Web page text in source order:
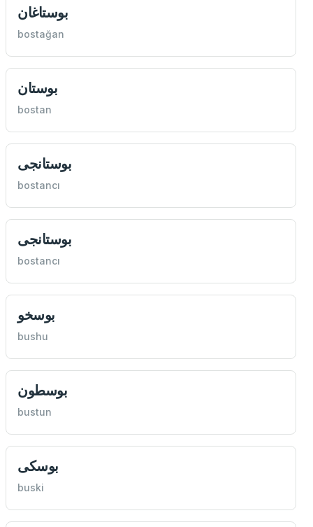
بوستاغان
bostağan
بوستان
bostan
بوستانجی
bostancı
بوستانجی
bostancı
بوسخو
bushu
بوسطون
bustun
بوسكی
buski